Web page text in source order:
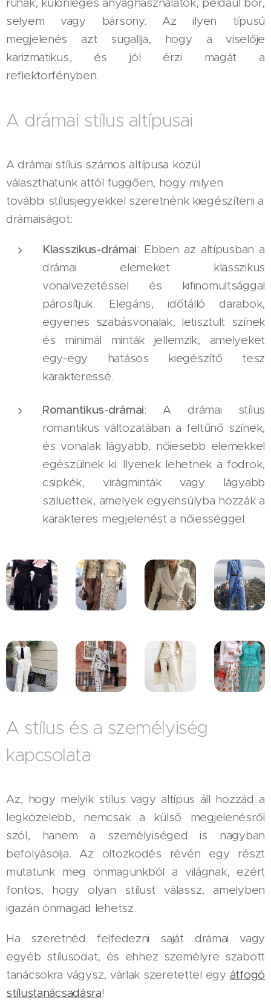
selyem vagy bársony. Az ilyen típusú
megjelenés azt sugallja, hogy a viselője
karizmatikus, és jól érzi magát a
reflektorfényben.
A drámai stílus altípusai
A drámai stílus számos altípusa közül
választhatunk attól függően, hogy milyen
további stílusjegyekkel szeretnénk kiegészíteni a
drámaiságot:
Klasszikus-drámai: Ebben az altípusban a
drámai elemeket klasszikus
vonalvezetéssel és kifinomultsággal
párosítjuk. Elegáns, időtálló darabok,
egyenes szabásvonalak, letisztult színek
és minimál minták jellemzik, amelyeket
egy-egy hatásos kiegészítő tesz
karakteressé.
Romantikus-drámai: A drámai stílus
romantikus változatában a feltűnő színek,
és vonalak lágyabb, nőiesebb elemekkel
egészülnek ki. Ilyenek lehetnek a fodrok,
csipkék, virágminták vagy lágyabb
sziluettek, amelyek egyensúlyba hozzák a
karakteres megjelenést a nőiességgel.
A stílus és a személyiség
kapcsolata
Az, hogy melyik stílus vagy altípus áll hozzád a
legközelebb, nemcsak a külső megjelenésről
szól, hanem a személyiséged is nagyban
befolyásolja. Az öltözködés révén egy részt
mutatunk meg önmagunkból a világnak, ezért
fontos, hogy olyan stílust válassz, amelyben
igazán önmagad lehetsz.
Ha szeretnéd felfedezni saját drámai vagy
egyéb stílusodat, és ehhez személyre szabott
tanácsokra vágysz, várlak szeretettel egy átfogó
stílustanácsadásra!